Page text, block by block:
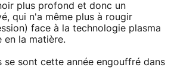
plus profond et donc un
qui n'a même plus à rougir
face à la technologie plasma
en la matière.
se sont cette année engouffré dans